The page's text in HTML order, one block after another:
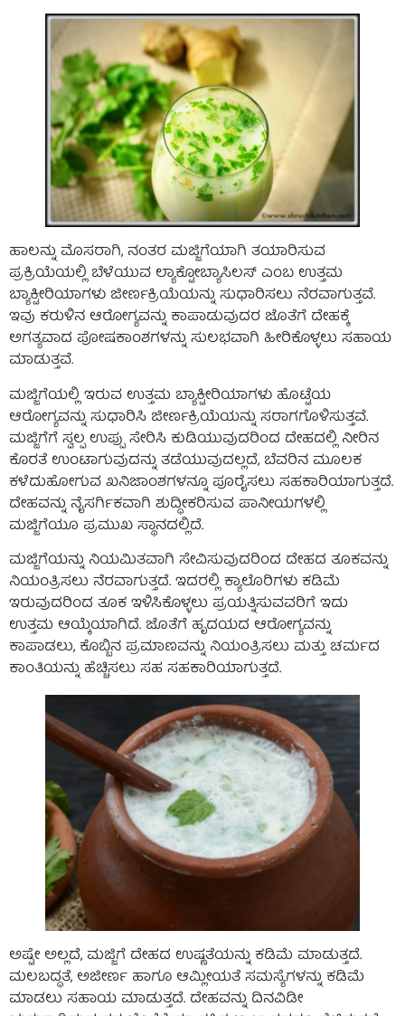
ಹಾಲನ್ನು ಮೊಸರಾಗಿ, ನಂತರ ಮಜ್ಜಿಗೆಯಾಗಿ ತಯಾರಿಸುವ
ಪ್ರಕ್ರಿಯೆಯಲ್ಲಿ ಬೆಳೆಯುವ ಲ್ಯಾಕ್ಟೋಬ್ಯಾಸಿಲಸ್ ಎಂಬ ಉತ್ತಮ
ಬ್ಯಾಕ್ಟೀರಿಯಾಗಳು ಜೀರ್ಣಕ್ರಿಯೆಯನ್ನು ಸುಧಾರಿಸಲು ನೆರವಾಗುತ್ತವೆ.
ಇವು ಕರುಳಿನ ಆರೋಗ್ಯವನ್ನು ಕಾಪಾಡುವುದರ ಜೊತೆಗೆ ದೇಹಕ್ಕೆ
ಅಗತ್ಯವಾದ ಪೋಷಕಾಂಶಗಳನ್ನು ಸುಲಭವಾಗಿ ಹೀರಿಕೊಳ್ಳಲು ಸಹಾಯ
ಮಾಡುತ್ತವೆ.
ಮಜ್ಜಿಗೆಯಲ್ಲಿ ಇರುವ ಉತ್ತಮ ಬ್ಯಾಕ್ಟೀರಿಯಾಗಳು ಹೊಟ್ಟೆಯ
ಆರೋಗ್ಯವನ್ನು ಸುಧಾರಿಸಿ ಜೀರ್ಣಕ್ರಿಯೆಯನ್ನು ಸರಾಗಗೊಳಿಸುತ್ತವೆ.
ಮಜ್ಜಿಗೆಗೆ ಸ್ವಲ್ಪ ಉಪ್ಪು ಸೇರಿಸಿ ಕುಡಿಯುವುದರಿಂದ ದೇಹದಲ್ಲಿ ನೀರಿನ
ಕೊರತೆ ಉಂಟಾಗುವುದನ್ನು ತಡೆಯುವುದಲ್ಲದೆ, ಬೆವರಿನ ಮೂಲಕ
ಕಳೆದುಹೋಗುವ ಖನಿಜಾಂಶಗಳನ್ನೂ ಪೂರೈಸಲು ಸಹಕಾರಿಯಾಗುತ್ತದೆ.
ದೇಹವನ್ನು ನೈಸರ್ಗಿಕವಾಗಿ ಶುದ್ಧೀಕರಿಸುವ ಪಾನೀಯಗಳಲ್ಲಿ
ಮಜ್ಜಿಗೆಯೂ ಪ್ರಮುಖ ಸ್ಥಾನದಲ್ಲಿದೆ.
ಮಜ್ಜಿಗೆಯನ್ನು ನಿಯಮಿತವಾಗಿ ಸೇವಿಸುವುದರಿಂದ ದೇಹದ ತೂಕವನ್ನು
ನಿಯಂತ್ರಿಸಲು ನೆರವಾಗುತ್ತದೆ. ಇದರಲ್ಲಿ ಕ್ಯಾಲೊರಿಗಳು ಕಡಿಮೆ
ಇರುವುದರಿಂದ ತೂಕ ಇಳಿಸಿಕೊಳ್ಳಲು ಪ್ರಯತ್ನಿಸುವವರಿಗೆ ಇದು
ಉತ್ತಮ ಆಯ್ಕೆಯಾಗಿದೆ. ಜೊತೆಗೆ ಹೃದಯದ ಆರೋಗ್ಯವನ್ನು
ಕಾಪಾಡಲು, ಕೊಬ್ಬಿನ ಪ್ರಮಾಣವನ್ನು ನಿಯಂತ್ರಿಸಲು ಮತ್ತು ಚರ್ಮದ
ಕಾಂತಿಯನ್ನು ಹೆಚ್ಚಿಸಲು ಸಹ ಸಹಕಾರಿಯಾಗುತ್ತದೆ.
ಅಷ್ಟೇ ಅಲ್ಲದೆ, ಮಜ್ಜಿಗೆ ದೇಹದ ಉಷ್ಣತೆಯನ್ನು ಕಡಿಮೆ ಮಾಡುತ್ತದೆ.
ಮಲಬದ್ಧತೆ, ಅಜೀರ್ಣ ಹಾಗೂ ಆಮ್ಲೀಯತೆ ಸಮಸ್ಯೆಗಳನ್ನು ಕಡಿಮೆ
ಮಾಡಲು ಸಹಾಯ ಮಾಡುತ್ತದೆ. ದೇಹವನ್ನು ದಿನವಿಡೀ